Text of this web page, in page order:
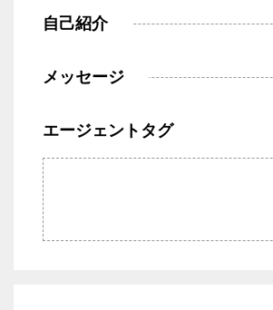
自己紹介
メッセージ
エージェントタグ